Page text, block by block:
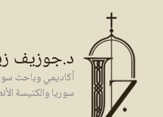
المحتوى
د.جوزيف
أكاديمي وباحث
سوريا والكنيسة